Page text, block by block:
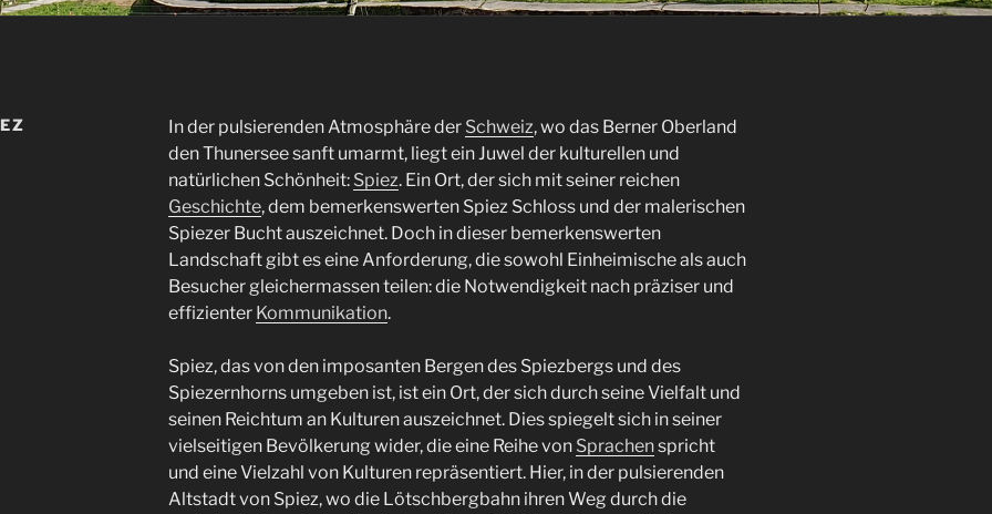
In der pulsierenden Atmosphäre der Schweiz, wo das Berner Oberland
den Thunersee sanft umarmt, liegt ein Juwel der kulturellen und
natürlichen Schönheit: Spiez. Ein Ort, der sich mit seiner reichen
Geschichte, dem bemerkenswerten Spiez Schloss und der malerischen
Spiezer Bucht auszeichnet. Doch in dieser bemerkenswerten
Landschaft gibt es eine Anforderung, die sowohl Einheimische als auch
Besucher gleichermassen teilen: die Notwendigkeit nach präziser und
effizienter Kommunikation.
Spiez, das von den imposanten Bergen des Spiezbergs und des
Spiezernhorns umgeben ist, ist ein Ort, der sich durch seine Vielfalt und
seinen Reichtum an Kulturen auszeichnet. Dies spiegelt sich in seiner
vielseitigen Bevölkerung wider, die eine Reihe von Sprachenspricht
und eine Vielzahl von Kulturen repräsentiert. Hier, in der pulsierenden
Altstadt von Spiez, wo die Lötschbergbahn ihren Weg durch die